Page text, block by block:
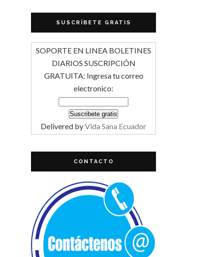
SUSCRÍBETE GRATIS
SOPORTE EN LINEA BOLETINES
DIARIOS SUSCRIPCIÓN
GRATUITA: Ingresa tu correo
electronico:
Delivered byVida Sana Ecuador
CONTACTO